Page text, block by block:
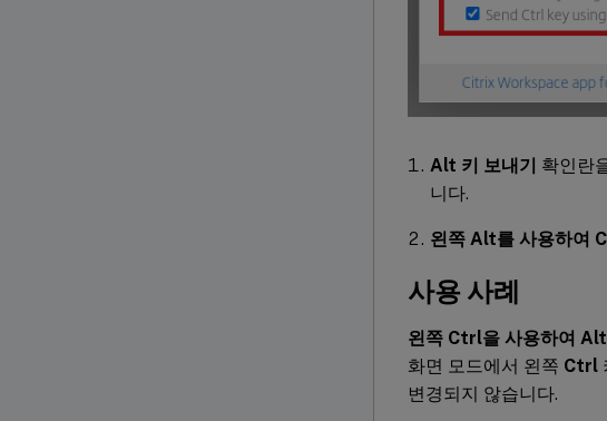
Alt 키 보내기 확인란
니다.
왼쪽 Alt를 사용하여
사용 사례
왼쪽 Ctrl을 사용하여 Alt
화면 모드에서 왼쪽 Ctrl
변경되지 않습니다.